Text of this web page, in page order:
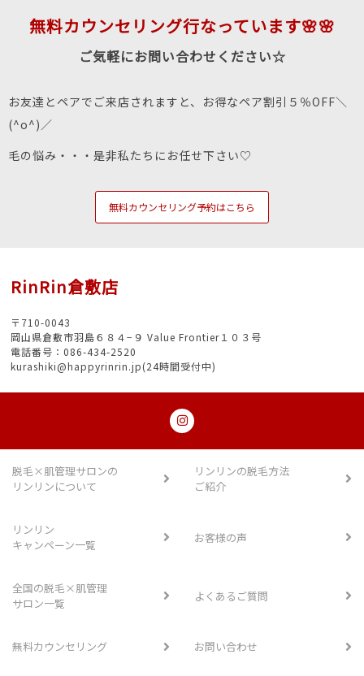
無料カウンセリング行なっています🌸🌸
ご気軽にお問い合わせください☆
お友達とペアでご来店されますと、お得なペア割引５％OFF＼
(^o^)／
毛の悩み・・・是非私たちにお任せ下さい♡
無料カウンセリング予約はこちら
RinRin倉敷店
〒710-0043
岡山県倉敷市羽島６８４−９ Value Frontier１０３号
電話番号：086-434-2520
kurashiki@happyrinrin.jp(24時間受付中)
脱毛×肌管理サロンの
リンリンについて
リンリンの脱毛方法
ご紹介
リンリン
キャンペーン一覧
お客様の声
全国の脱毛×肌管理
サロン一覧
よくあるご質問
無料カウンセリング お問い合わせ